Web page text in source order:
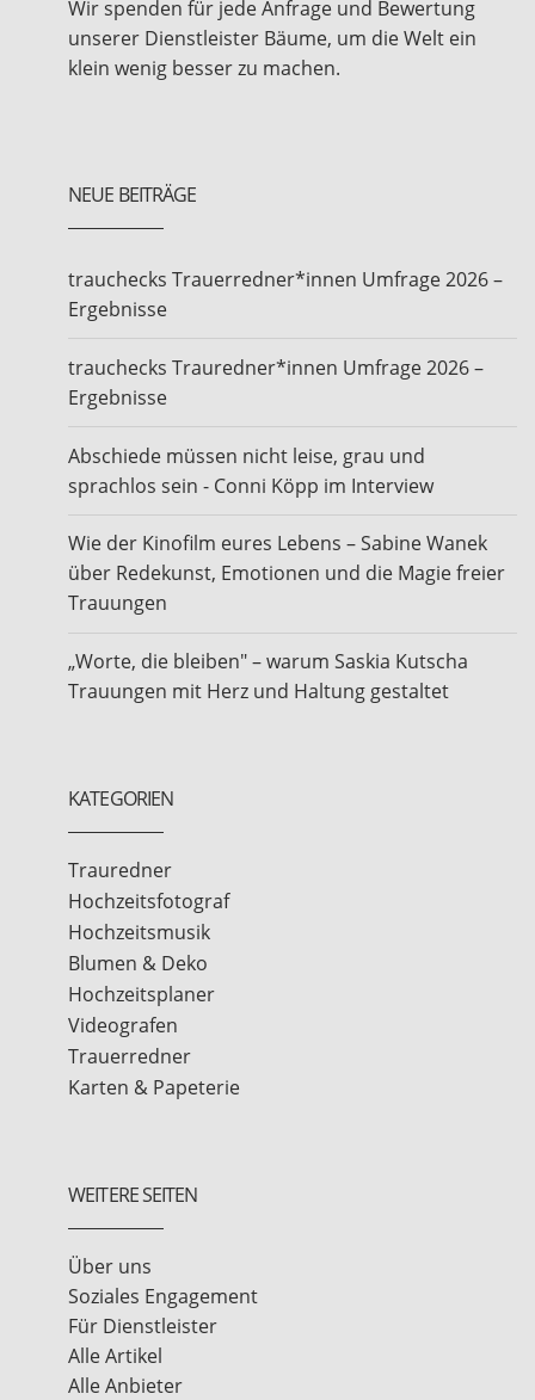
Wir spenden für jede Anfrage und Bewertung
unserer Dienstleister Bäume, um die Welt ein
klein wenig besser zu machen.
NEUE BEITRÄGE
trauchecks Trauerredner*innen Umfrage 2026 –
Ergebnisse
trauchecks Trauredner*innen Umfrage 2026 –
Ergebnisse
Abschiede müssen nicht leise, grau und
sprachlos sein - Conni Köpp im Interview
Wie der Kinofilm eures Lebens – Sabine Wanek
über Redekunst, Emotionen und die Magie freier
Trauungen
„Worte, die bleiben" – warum Saskia Kutscha
Trauungen mit Herz und Haltung gestaltet
KATEGORIEN
Trauredner
Hochzeitsfotograf
Hochzeitsmusik
Blumen & Deko
Hochzeitsplaner
Videografen
Trauerredner
Karten & Papeterie
WEITERE SEITEN
Über uns
Soziales Engagement
Für Dienstleister
Alle Artikel
Alle Anbieter